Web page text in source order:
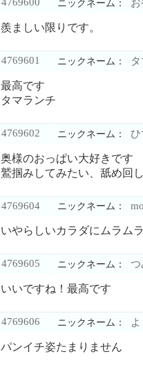
ニックネーム：
羨ましい限りです。
4769601 ニックネーム：
最高です
タマランチ
4769602 ニックネーム： ひ
奥様のおっぱい大好きです
鷲掴みしてみたい、舐め回
4769604 ニックネーム：
いやらしいカラダにムラム
4769605 ニックネーム：
いいですね！最高です
4769606 ニックネーム：
パンイチ姿たまりません